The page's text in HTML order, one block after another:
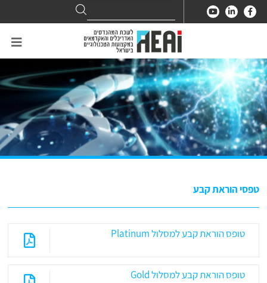
for:
Search
טפסי הוראת קבע
טופס הוראת קבע למסלול Platinum
טופס הוראת קבע למסלול Gold